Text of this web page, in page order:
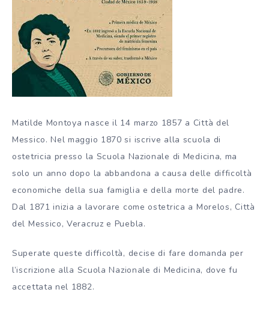
Matilde Montoya nasce il 14 marzo 1857 a Città del
Messico. Nel maggio 1870 si iscrive alla scuola di
ostetricia presso la Scuola Nazionale di Medicina, ma
solo un anno dopo la abbandona a causa delle difficoltà
economiche della sua famiglia e della morte del padre.
Dal 1871 inizia a lavorare come ostetrica a Morelos, Città
del Messico, Veracruz e Puebla.
Superate queste difficoltà, decise di fare domanda per
l’iscrizione alla Scuola Nazionale di Medicina, dove fu
accettata nel 1882.